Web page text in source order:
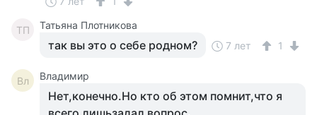
ТП Татьяна Плотникова
так вы это о себе родном? 7 лет 1
Вл Владимир
Нет,конечно.Но кто об этом помнит,что я